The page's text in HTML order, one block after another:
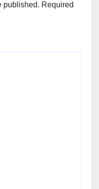
published. Required